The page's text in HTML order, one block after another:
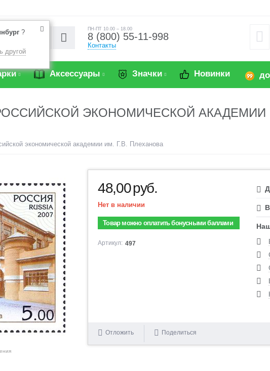
?
другой
ПН-ПТ 10.00 – 18.00
8 (800) 55-11-998
Контакты
Аксессуары Значки Новинки
ЭКОНОМИЧЕСКОЙ АКАДЕМИИ
экономической академии им. Г.В. Плеханова
48,00руб.
Нет в наличии
Товар можно оплатить бонусными баллами
Артикул: 497
Отложить Поделиться